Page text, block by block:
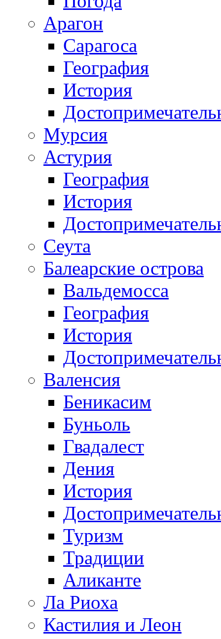
Арагон
Сарагоса
География
История
Мурсия
Астурия
География
История
Сеута
Балеарские острова
Вальдемосса
География
История
Валенсия
Беникасим
Буньоль
Гвадалест
Дения
История
Туризм
Традиции
Аликанте
Ла Риоха
Кастилия и Леон